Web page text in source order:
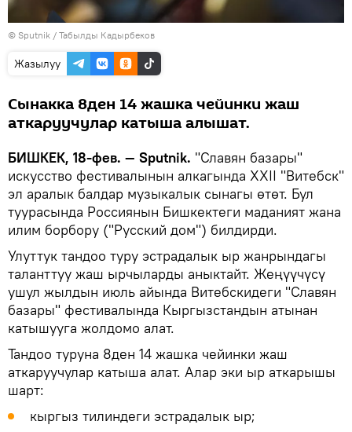
© Sputnik / Табылды Кадырбеков
Жазылуу
Сынакка 8ден 14 жашка чейинки жаш
аткаруучулар катыша алышат.
БИШКЕК, 18-фев. — Sputnik. "Славян базары"
искусство фестивалынын алкагында XXII "Витебск"
эл аралык балдар музыкалык сынагы өтөт. Бул
туурасында Россиянын Бишкектеги маданият жана
илим борбору ("Русский дом") билдирди.
Улуттук тандоо туру эстрадалык ыр жанрындагы
таланттуу жаш ырчыларды аныктайт. Жеңүүчүсү
ушул жылдын июль айында Витебскидеги "Славян
базары" фестивалында Кыргызстандын атынан
катышууга жолдомо алат.
Тандоо туруна 8ден 14 жашка чейинки жаш
аткаруучулар катыша алат. Алар эки ыр аткарышы
шарт:
кыргыз тилиндеги эстрадалык ыр;